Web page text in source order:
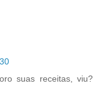
suas receitas, viu?